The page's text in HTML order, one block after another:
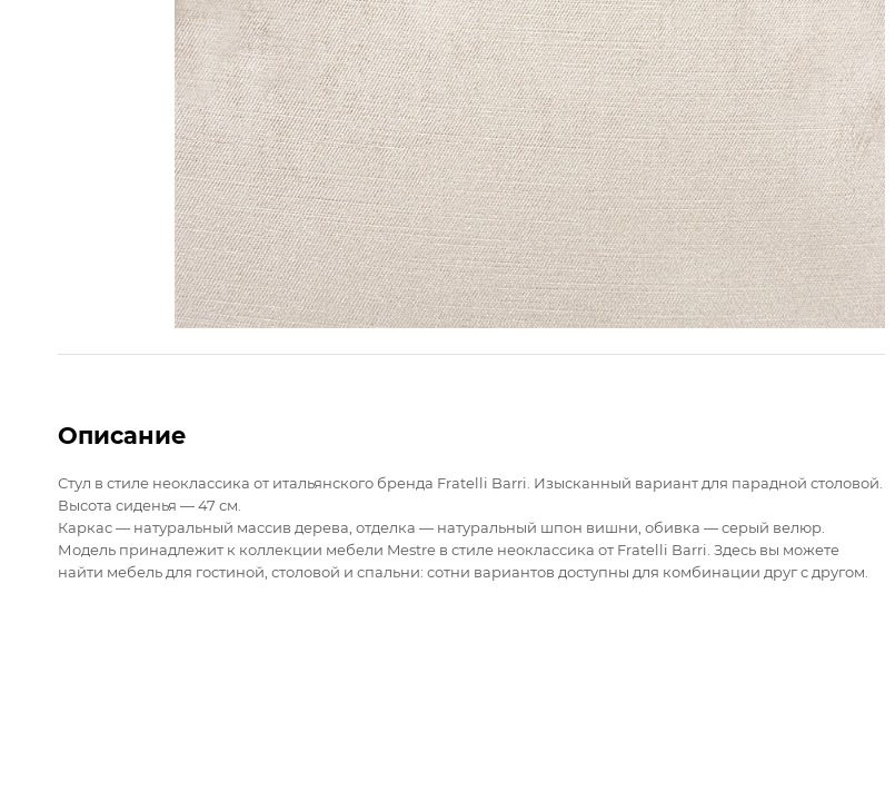
Описание
Стул в стиле неоклассика от итальянского бренда Fratelli Barri. Изысканный вариант для парадной столовой.
Высота сиденья — 47 см.
Каркас — натуральный массив дерева, отделка — натуральный шпон вишни, обивка — серый велюр.
Модель принадлежит к коллекции мебели Mestre в стиле неоклассика от Fratelli Barri. Здесь вы можете
найти мебель для гостиной, столовой и спальни: сотни вариантов доступны для комбинации друг с другом.